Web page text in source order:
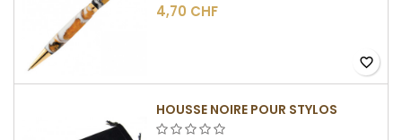
4,70 CHF
favorite_border
HOUSSE NOIRE POUR STYLOS